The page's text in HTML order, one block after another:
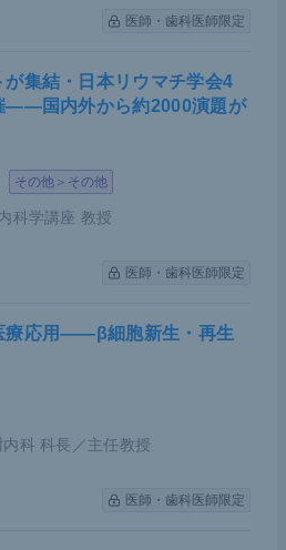
医師・歯科医師限定
が集結・日本リウマチ学会4
――国内外から約2000演題が
その他＞その他
科学講座 教授
医師・歯科医師限定
療応用――β細胞新生・再生
内科 科長／主任教授
医師・歯科医師限定